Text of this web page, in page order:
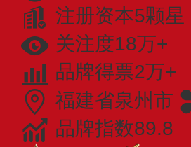
注册资本5颗星
关注度18万+
品牌得票2万+
福建省泉州市
品牌指数89.8